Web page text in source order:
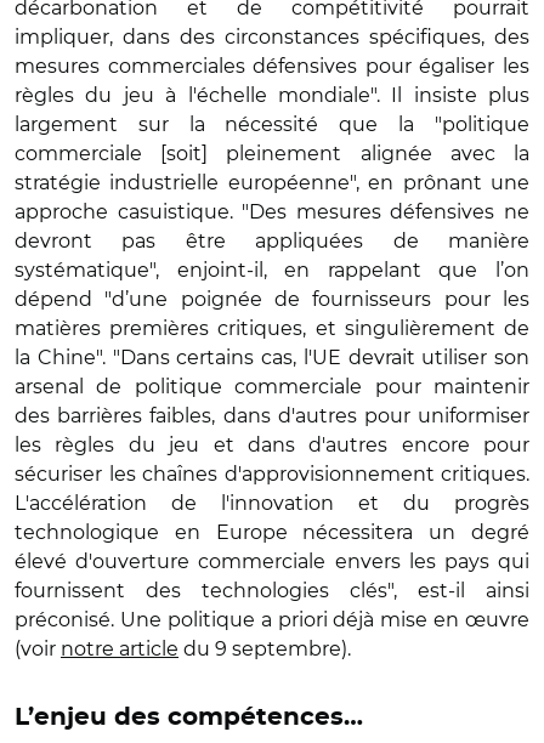
décarbonation et de compétitivité pourrait
impliquer, dans des circonstances spécifiques, des
mesures commerciales défensives pour égaliser les
règles du jeu à l'échelle mondiale". Il insiste plus
largement sur la nécessité que la "politique
commerciale [soit] pleinement alignée avec la
stratégie industrielle européenne", en prônant une
approche casuistique. "Des mesures défensives ne
devront pas être appliquées de manière
systématique", enjoint-il, en rappelant que l’on
dépend "d’une poignée de fournisseurs pour les
matières premières critiques, et singulièrement de
la Chine". "Dans certains cas, l'UE devrait utiliser son
arsenal de politique commerciale pour maintenir
des barrières faibles, dans d'autres pour uniformiser
les règles du jeu et dans d'autres encore pour
sécuriser les chaînes d'approvisionnement critiques.
L'accélération de l'innovation et du progrès
technologique en Europe nécessitera un degré
élevé d'ouverture commerciale envers les pays qui
fournissent des technologies clés", est-il ainsi
préconisé. Une politique a priori déjà mise en œuvre
(voir notre article du 9 septembre).
L’enjeu des compétences…